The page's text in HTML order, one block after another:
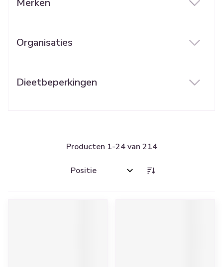
Merken
Organisaties
Dieetbeperkingen
Producten 1-24van 214
Sorteer op: